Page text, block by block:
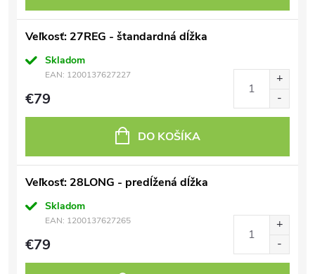
Veľkosť: 27REG - štandardná dĺžka
Skladom
EAN: 1200137627227
€79
DO KOŠÍKA
Veľkosť: 28LONG - predĺžená dĺžka
Skladom
EAN: 1200137627265
€79